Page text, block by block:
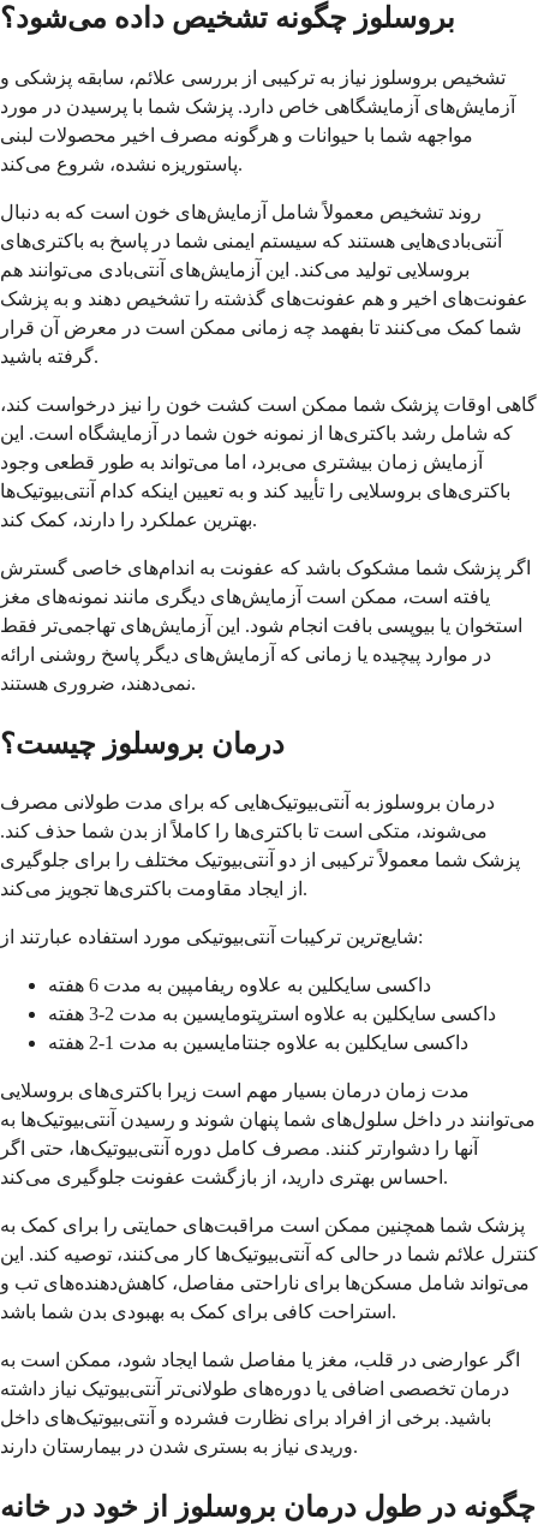
بروسلوز چگونه تشخیص داده می‌شود؟
تشخیص بروسلوز نیاز به ترکیبی از بررسی علائم، سابقه پزشکی و
آزمایش‌های آزمایشگاهی خاص دارد. پزشک شما با پرسیدن در مورد
مواجهه شما با حیوانات و هرگونه مصرف اخیر محصولات لبنی
پاستوریزه نشده، شروع می‌کند.
روند تشخیص معمولاً شامل آزمایش‌های خون است که به دنبال
آنتی‌بادی‌هایی هستند که سیستم ایمنی شما در پاسخ به باکتری‌های
بروسلایی تولید می‌کند. این آزمایش‌های آنتی‌بادی می‌توانند هم
عفونت‌های اخیر و هم عفونت‌های گذشته را تشخیص دهند و به پزشک
شما کمک می‌کنند تا بفهمد چه زمانی ممکن است در معرض آن قرار
گرفته باشید.
گاهی اوقات پزشک شما ممکن است کشت خون را نیز درخواست کند،
که شامل رشد باکتری‌ها از نمونه خون شما در آزمایشگاه است. این
آزمایش زمان بیشتری می‌برد، اما می‌تواند به طور قطعی وجود
باکتری‌های بروسلایی را تأیید کند و به تعیین اینکه کدام آنتی‌بیوتیک‌ها
بهترین عملکرد را دارند، کمک کند.
اگر پزشک شما مشکوک باشد که عفونت به اندام‌های خاصی گسترش
یافته است، ممکن است آزمایش‌های دیگری مانند نمونه‌های مغز
استخوان یا بیوپسی بافت انجام شود. این آزمایش‌های تهاجمی‌تر فقط
در موارد پیچیده یا زمانی که آزمایش‌های دیگر پاسخ روشنی ارائه
نمی‌دهند، ضروری هستند.
درمان بروسلوز چیست؟
درمان بروسلوز به آنتی‌بیوتیک‌هایی که برای مدت طولانی مصرف
می‌شوند، متکی است تا باکتری‌ها را کاملاً از بدن شما حذف کند.
پزشک شما معمولاً ترکیبی از دو آنتی‌بیوتیک مختلف را برای جلوگیری
از ایجاد مقاومت باکتری‌ها تجویز می‌کند.
شایع‌ترین ترکیبات آنتی‌بیوتیکی مورد استفاده عبارتند از:
داکسی سایکلین به علاوه ریفامپین به مدت 6 هفته
داکسی سایکلین به علاوه استرپتومایسین به مدت 2-3 هفته
داکسی سایکلین به علاوه جنتامایسین به مدت 1-2 هفته
مدت زمان درمان بسیار مهم است زیرا باکتری‌های بروسلایی
می‌توانند در داخل سلول‌های شما پنهان شوند و رسیدن آنتی‌بیوتیک‌ها به
آنها را دشوارتر کنند. مصرف کامل دوره آنتی‌بیوتیک‌ها، حتی اگر
احساس بهتری دارید، از بازگشت عفونت جلوگیری می‌کند.
پزشک شما همچنین ممکن است مراقبت‌های حمایتی را برای کمک به
کنترل علائم شما در حالی که آنتی‌بیوتیک‌ها کار می‌کنند، توصیه کند. این
می‌تواند شامل مسکن‌ها برای ناراحتی مفاصل، کاهش‌دهنده‌های تب و
استراحت کافی برای کمک به بهبودی بدن شما باشد.
اگر عوارضی در قلب، مغز یا مفاصل شما ایجاد شود، ممکن است به
درمان تخصصی اضافی یا دوره‌های طولانی‌تر آنتی‌بیوتیک نیاز داشته
باشید. برخی از افراد برای نظارت فشرده و آنتی‌بیوتیک‌های داخل
وریدی نیاز به بستری شدن در بیمارستان دارند.
چگونه در طول درمان بروسلوز از خود در خانه